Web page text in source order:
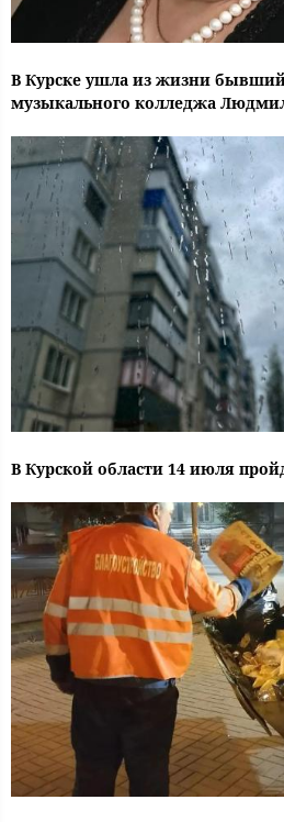
В Курске ушла из жизни
музыкального колледжа
В Курской области 14 июля